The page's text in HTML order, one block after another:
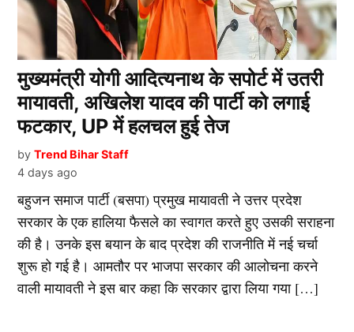
मुख्यमंत्री योगी आदित्यनाथ के सपोर्ट में उतरी
मायावती, अखिलेश यादव की पार्टी को लगाई
फटकार, UP में हलचल हुई तेज
by Trend Bihar Staff
4 days ago
बहुजन समाज पार्टी (बसपा) प्रमुख मायावती ने उत्तर प्रदेश
सरकार के एक हालिया फैसले का स्वागत करते हुए उसकी सराहना
की है। उनके इस बयान के बाद प्रदेश की राजनीति में नई चर्चा
शुरू हो गई है। आमतौर पर भाजपा सरकार की आलोचना करने
वाली मायावती ने इस बार कहा कि सरकार द्वारा लिया गया […]